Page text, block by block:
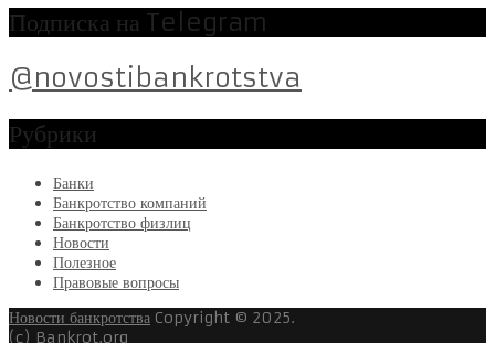
Подписка на Telegram
@novostibankrotstva
Рубрики
Банки
Банкротство компаний
Банкротство физлиц
Новости
Полезное
Правовые вопросы
Новости банкротства Copyright © 2025.
(c) Bankrot.org